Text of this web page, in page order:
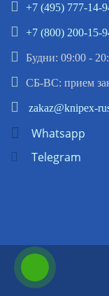
+7 (495) 777-14-
+7 (800) 200-15-
Будни: 09:00 -
СБ-ВС: прием
zakaz@knipex-
Whatsapp
Telegram